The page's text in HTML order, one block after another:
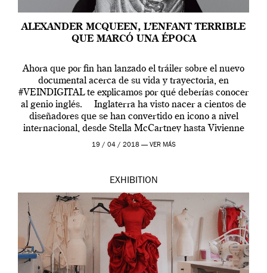
ALEXANDER MCQUEEN, L’ENFANT TERRIBLE
QUE MARCÓ UNA ÉPOCA
Ahora que por fin han lanzado el tráiler sobre el nuevo
documental acerca de su vida y trayectoria, en
#VEINDIGITAL te explicamos por qué deberías conocer
al genio inglés. Inglaterra ha visto nacer a cientos de
diseñadores que se han convertido en icono a nivel
internacional, desde Stella McCartney hasta Vivienne
Westwood pasando […]
19 / 04 / 2018 — VER MÁS
EXHIBITION